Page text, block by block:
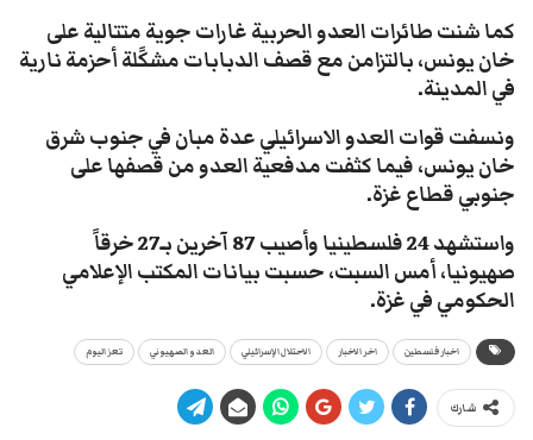
كما شنت طائرات العدو الحربية غارات جوية متتالية على
خان يونس، بالتزامن مع قصف الدبابات مشكًلة أحزمة نارية
في المدينة.
ونسفت قوات العدو الاسرائيلي عدة مبان في جنوب شرق
خان يونس، فيما كثفت مدفعية العدو من قصفها على
جنوبي قطاع غزة.
واستشهد 24 فلسطينيا وأصيب 87 آخرين بـ27 خرقاً
صهيونيا، أمس السبت، حسبت بيانات المكتب الإعلامي
الحكومي في غزة.
اخبار فلسطين اخر الاخبار الاحتلال الإسرائيلي العدو الصهيوني تعز اليوم
شارك